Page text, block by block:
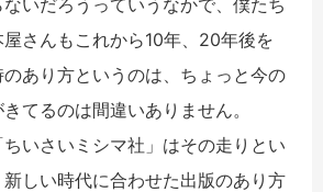
いだろうっていうなかで、僕たち
さんもこれから10年、20年後を
あり方というのは、ちょっと今の
てるのは間違いありません。
いさいミシマ社」はその走りとい
しい時代に合わせた出版のあり方